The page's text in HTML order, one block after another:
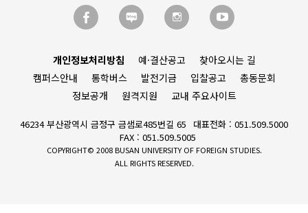
개인정보처리방침 예·결산공고
찾아오시는 길
캠퍼스안내
통학버스 발전기금 입찰공고
총동문회
정보공개
원격지원 교내 주요사이트
46234 부산광역시 금정구 금샘로485번길 65
대표전화 : 051.509.5000
FAX : 051.509.5005
COPYRIGHT© 2008 BUSAN UNIVERSITY OF FOREIGN STUDIES.
ALL RIGHTS RESERVED.